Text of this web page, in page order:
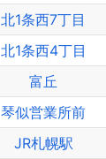
北1条西7丁目
北1条西4丁目
富丘
琴似営業所前
JR札幌駅